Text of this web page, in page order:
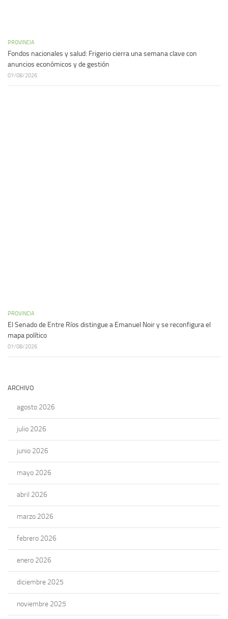
PROVINCIA
Fondos nacionales y salud: Frigerio cierra una semana clave con
anuncios económicos y de gestión
07/08/2026
PROVINCIA
El Senado de Entre Ríos distingue a Emanuel Noir y se reconfigura el
mapa político
07/08/2026
ARCHIVO
agosto 2026
julio 2026
junio 2026
mayo 2026
abril 2026
marzo 2026
febrero 2026
enero 2026
diciembre 2025
noviembre 2025